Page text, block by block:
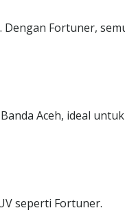
Dengan Fortuner,
Aceh, ideal untuk
seperti Fortuner.